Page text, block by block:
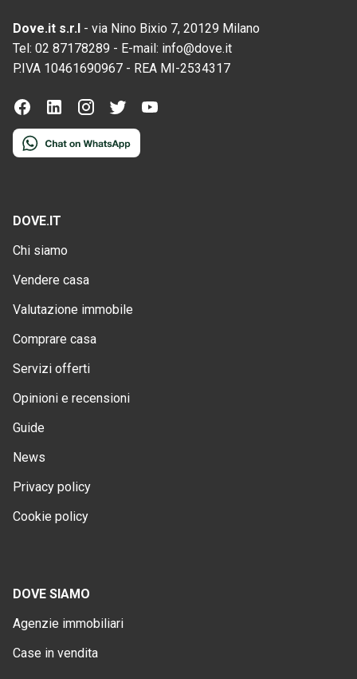
Dove.it s.r.l - via Nino Bixio 7, 20129 Milano
Tel: 02 87178289 - E-mail: info@dove.it
P.IVA 10461690967 - REA MI-2534317
DOVE.IT
Chi siamo
Vendere casa
Valutazione immobile
Comprare casa
Servizi offerti
Opinioni e recensioni
Guide
News
Privacy policy
Cookie policy
DOVE SIAMO
Agenzie immobiliari
Case in vendita